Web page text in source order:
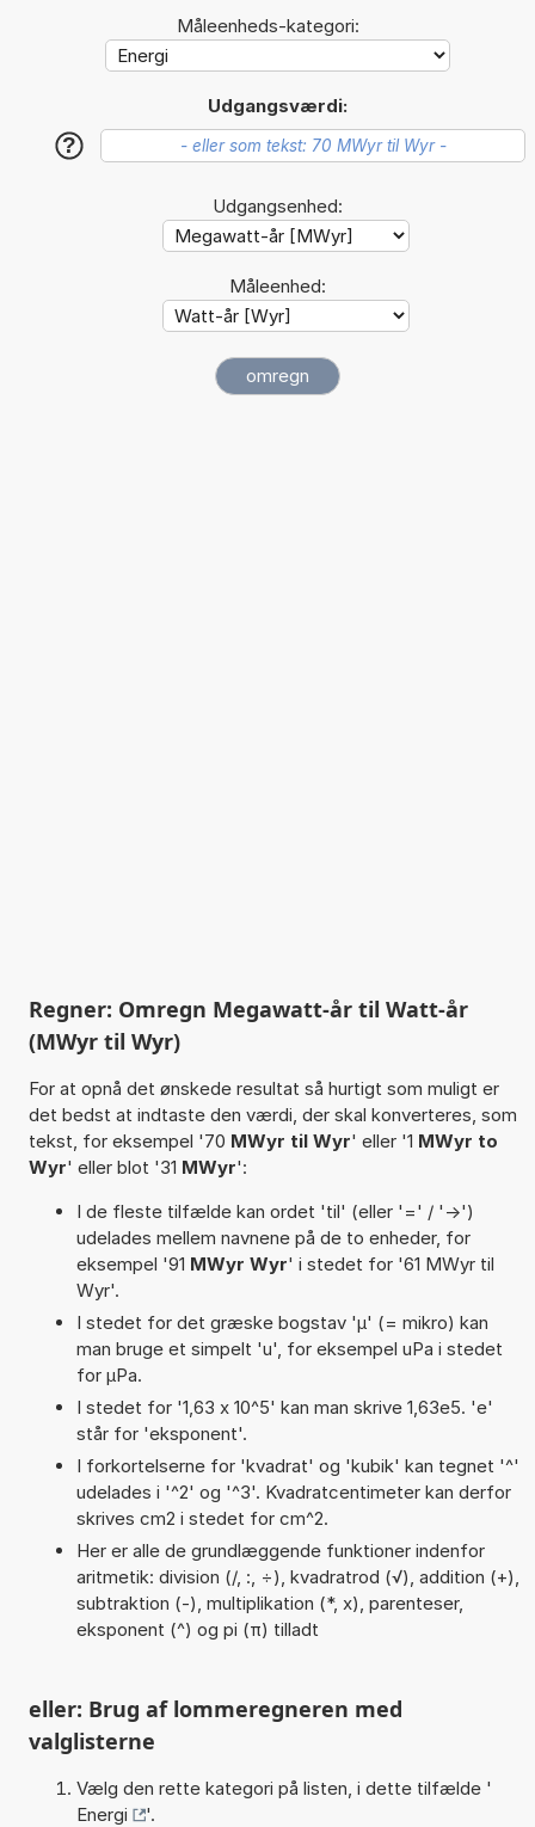
Måleenheds-kategori:
Udgangsværdi:
?
Udgangsenhed:
Måleenhed:
Regner: Omregn Megawatt-år til Watt-år
(MWyr til Wyr)
For at opnå det ønskede resultat så hurtigt som muligt er
det bedst at indtaste den værdi, der skal konverteres, som
tekst, for eksempel '70 MWyr til Wyr' eller '1 MWyr to
Wyr' eller blot '31 MWyr':
I de fleste tilfælde kan ordet 'til' (eller '=' / '->')
udelades mellem navnene på de to enheder, for
eksempel '91 MWyr Wyr' i stedet for '61 MWyr til
Wyr'.
I stedet for det græske bogstav 'µ' (= mikro) kan
man bruge et simpelt 'u', for eksempel uPa i stedet
for µPa.
I stedet for '1,63 x 10^5' kan man skrive 1,63e5. 'e'
står for 'eksponent'.
I forkortelserne for 'kvadrat' og 'kubik' kan tegnet '^'
udelades i '^2' og '^3'. Kvadratcentimeter kan derfor
skrives cm2 i stedet for cm^2.
Her er alle de grundlæggende funktioner indenfor
aritmetik: division (/, :, ÷), kvadratrod (√), addition (+),
subtraktion (-), multiplikation (*, x), parenteser,
eksponent (^) og pi (π) tilladt
eller: Brug af lommeregneren med
valglisterne
Vælg den rette kategori på listen, i dette tilfælde '
Energi
'.